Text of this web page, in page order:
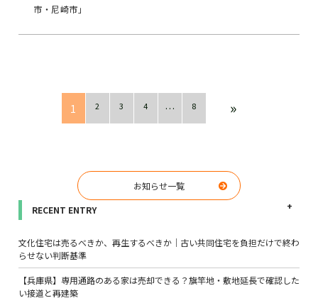
市・尼崎市」
1 2 3 4 … 8 »
お知らせ一覧
RECENT ENTRY
文化住宅は売るべきか、再生するべきか｜古い共同住宅を負担だけで終わ
らせない判断基準
【兵庫県】専用通路のある家は売却できる？旗竿地・敷地延長で確認した
い接道と再建築